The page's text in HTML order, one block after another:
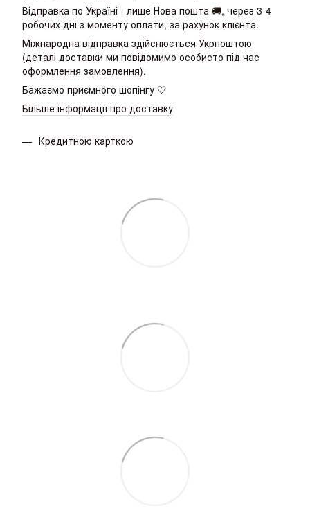
Відправка по Україні - лише Нова пошта 🚚, через 3-4
робочих дні з моменту оплати, за рахунок клієнта.
Міжнародна відправка здійснюється Укрпоштою
(деталі доставки ми повідомимо особисто під час
оформлення замовлення).
Бажаємо приємного шопінгу 🤍
Більше інформації про доставку
Кредитною карткою